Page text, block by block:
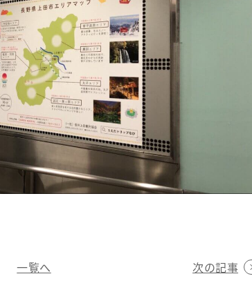
一覧へ 次の記事